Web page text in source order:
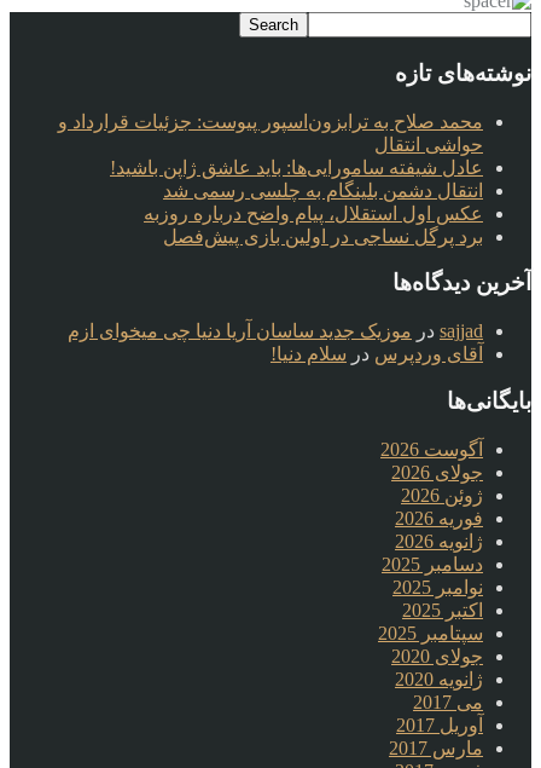
نوشته‌های تازه
محمد صلاح به ترابزون‌اسپور پیوست: جزئیات قرارداد و
حواشی انتقال
عادل شیفته سامورایی‌ها: باید عاشق ژاپن باشید!
انتقال دشمن بلینگام به چلسی رسمی شد
عکس اول استقلال، پیام واضح درباره روزبه
برد پرگل نساجی در اولین بازی پیش‌فصل
آخرین دیدگاه‌ها
sajjad در موزیک جدید ساسان آریا دنیا چی میخوای ازم
آقای وردپرس در سلام دنیا!
بایگانی‌ها
آگوست 2026
جولای 2026
ژوئن 2026
فوریه 2026
ژانویه 2026
دسامبر 2025
نوامبر 2025
اکتبر 2025
سپتامبر 2025
جولای 2020
ژانویه 2020
می 2017
آوریل 2017
مارس 2017